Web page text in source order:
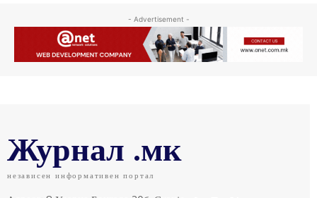
- Advertisement -
Журнал .мк
независен информативен портал